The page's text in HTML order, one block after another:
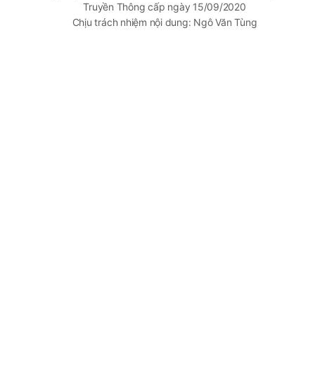
Truyền Thông cấp ngày 15/09/2020
Chịu trách nhiệm nội dung: Ngô Văn Tùng